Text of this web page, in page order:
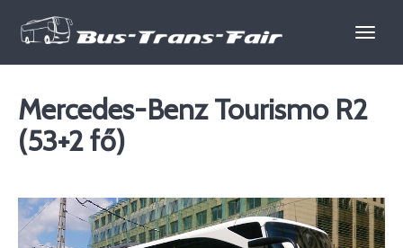
Autóbusz
rendelés
Mercedes-Benz Tourismo R2
(53+2 fő)